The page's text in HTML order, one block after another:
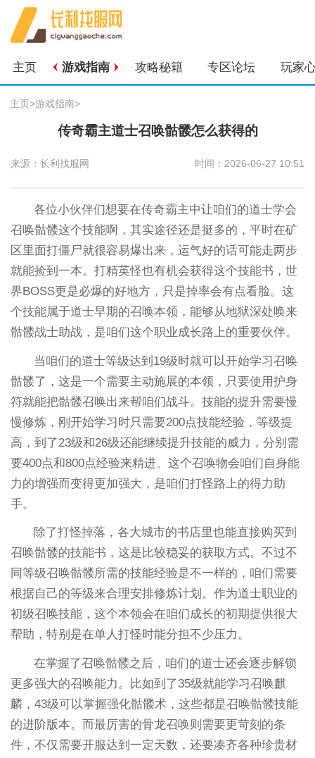
主页 游戏指南 攻略秘籍 专区论坛 玩家
主页>游戏指南>
传奇霸主道士召唤骷髅怎么获得的
来源：长利找服网 时间：2026-06-27 10:51
各位小伙伴们想要在传奇霸主中让咱们的道士学会
召唤骷髅这个技能啊，其实途径还是挺多的，平时在矿
区里面打僵尸就很容易爆出来，运气好的话可能走两步
就能捡到一本。打精英怪也有机会获得这个技能书，世
界BOSS更是必爆的好地方，只是掉率会有点看脸。这
个技能属于道士早期的召唤本领，能够从地狱深处唤来
骷髅战士助战，是咱们这个职业成长路上的重要伙伴。
当咱们的道士等级达到19级时就可以开始学习召唤
骷髅了，这是一个需要主动施展的本领，只要使用护身
符就能把骷髅召唤出来帮咱们战斗。技能的提升需要慢
慢修炼，刚开始学习时只需要200点技能经验，等级提
高，到了23级和26级还能继续提升技能的威力，分别需
要400点和800点经验来精进。这个召唤物会咱们自身能
力的增强而变得更加强大，是咱们打怪路上的得力助
手。
除了打怪掉落，各大城市的书店里也能直接购买到
召唤骷髅的技能书，这是比较稳妥的获取方式。不过不
同等级召唤骷髅所需的技能经验是不一样的，咱们需要
根据自己的等级来合理安排修炼计划。作为道士职业的
初级召唤技能，这个本领会在咱们成长的初期提供很大
帮助，特别是在单人打怪时能分担不少压力。
在掌握了召唤骷髅之后，咱们的道士还会逐步解锁
更多强大的召唤能力。比如到了35级就能学习召唤麒
麟，43级可以掌握强化骷髅术，这些都是召唤骷髅技能
的进阶版本。而最厉害的骨龙召唤则需要更苛刻的条
件，不仅需要开服达到一定天数，还要凑齐各种珍贵材